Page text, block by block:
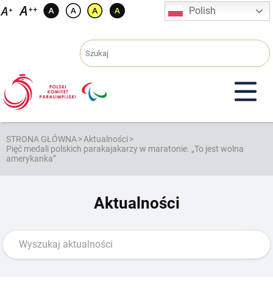
Przejdź
Polish
STRONA GŁÓWNA>Aktualności>
Pięć medali polskich parakajakarzy w maratonie. „To jest wolna
amerykanka”
Aktualności